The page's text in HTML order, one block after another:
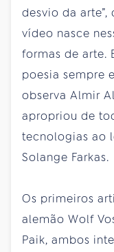
desvio da arte”,
vídeo nasce
formas de arte.
poesia sempre
observa Almir
apropriou de
tecnologias ao
Solange Farkas.
Os primeiros
alemão Wolf
Paik, ambos